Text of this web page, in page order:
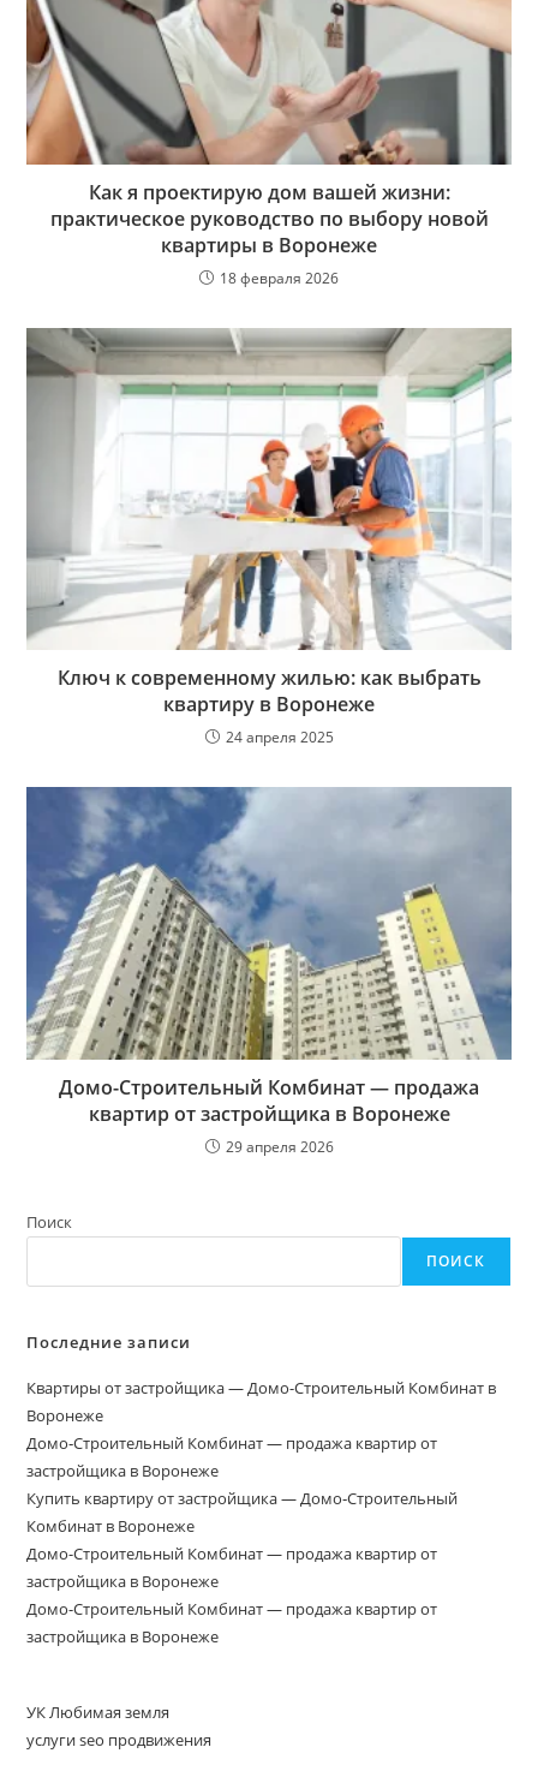
Как я проектирую дом вашей жизни:
практическое руководство по выбору новой
квартиры в Воронеже
18 февраля 2026
Ключ к современному жилью: как выбрать
квартиру в Воронеже
24 апреля 2025
Домо-Строительный Комбинат — продажа
квартир от застройщика в Воронеже
29 апреля 2026
Поиск
ПОИСК
Последние записи
Квартиры от застройщика — Домо-Строительный Комбинат в
Воронеже
Домо‑Строительный Комбинат — продажа квартир от
застройщика в Воронеже
Купить квартиру от застройщика — Домо‑Строительный
Комбинат в Воронеже
Домо-Строительный Комбинат — продажа квартир от
застройщика в Воронеже
Домо-Строительный Комбинат — продажа квартир от
застройщика в Воронеже
УК Любимая земля
услуги seo продвижения